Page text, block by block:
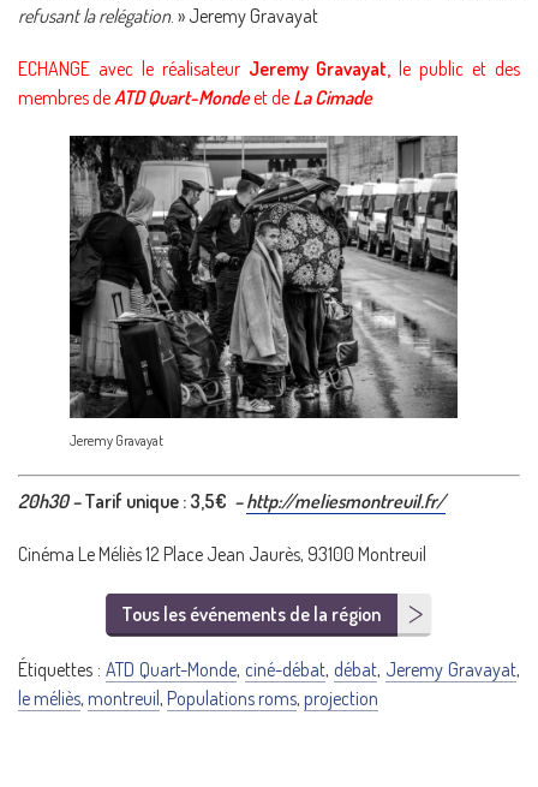
refusant la relégation. » Jeremy Gravayat
ECHANGE avec le réalisateur Jeremy Gravayat, le public et des
membres deATD Quart-Mondeet de La Cimade
Jeremy Gravayat
20h30 –Tarif unique : 3,5€ –http://meliesmontreuil.fr/
Cinéma Le Méliès 12 Place Jean Jaurès, 93100 Montreuil
Tous les événements de la région
Étiquettes : ATD Quart-Monde, ciné-débat, débat, Jeremy Gravayat,
le méliès, montreuil, Populations roms, projection